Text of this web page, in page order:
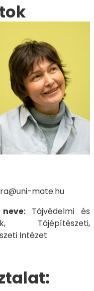
mate.hu
Tájvédelmi és
Tájépítészeti,
Intézet